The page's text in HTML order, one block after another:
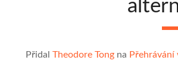
Přidal Theodore Tong na Přehrávání